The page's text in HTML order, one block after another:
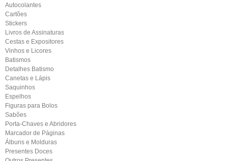
Autocolantes
Cartões
Stickers
Livros de Assinaturas
Cestas e Expositores
Vinhos e Licores
Batismos
Detalhes Batismo
Canetas e Lápis
Saquinhos
Espelhos
Figuras para Bolos
Sabões
Porta-Chaves e Abridores
Marcador de Páginas
Álbuns e Molduras
Presentes Doces